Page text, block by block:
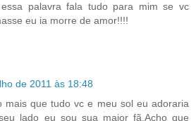
palavra fala tudo para mim se vc
eu ia morre de amor!!!!
de 2011 às 18:48
mais que tudo vc e meu sol eu adoraria
lado eu sou sua maior fã.Acho que